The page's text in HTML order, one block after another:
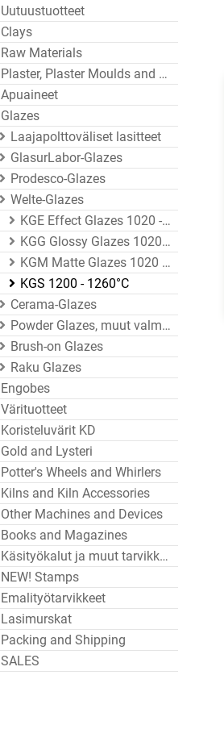
Uutuustuotteet
Clays
Raw Materials
Plaster, Plaster Moulds and Mould Accessories
Apuaineet
Glazes
Laajapolttoväliset lasitteet
GlasurLabor-Glazes
Prodesco-Glazes
Welte-Glazes
KGE Effect Glazes 1020 - 1080°C
KGG Glossy Glazes 1020 - 1080°C
KGM Matte Glazes 1020 - 1080°C
KGS 1200 - 1260°C
Cerama-Glazes
Powder Glazes, muut valmistajat
Brush-on Glazes
Raku Glazes
Engobes
Värituotteet
Koristeluvärit KD
Gold and Lysteri
Potter's Wheels and Whirlers
Kilns and Kiln Accessories
Other Machines and Devices
Books and Magazines
Käsityökalut ja muut tarvikkeet
NEW! Stamps
Emalityötarvikkeet
Lasimurskat
Packing and Shipping
SALES